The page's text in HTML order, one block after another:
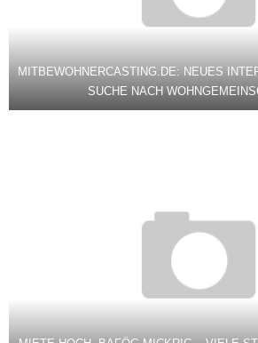
MITBEWOHNERCASTING.DE: NEUES
SUCHE NACH